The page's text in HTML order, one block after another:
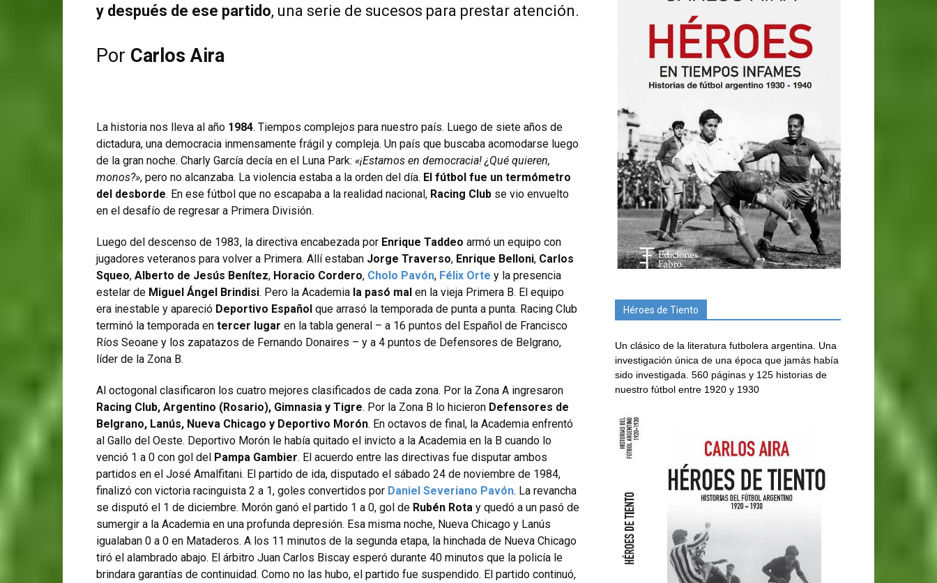
y después de ese partido, una serie de sucesos para prestar atención.
Por Carlos Aira
La historia nos lleva al año 1984. Tiempos complejos para nuestro país. Luego de siete años de
dictadura, una democracia inmensamente frágil y compleja. Un país que buscaba acomodarse luego
de la gran noche. Charly García decía en el Luna Park: «¡Estamos en democracia! ¿Qué quieren,
monos?», pero no alcanzaba. La violencia estaba a la orden del día. El fútbol fue un termómetro
del desborde. En ese fútbol que no escapaba a la realidad nacional, Racing Club se vio envuelto
en el desafío de regresar a Primera División.
Luego del descenso de 1983, la directiva encabezada por Enrique Taddeo armó un equipo con
jugadores veteranos para volver a Primera. Allí estaban Jorge Traverso, Enrique Belloni, Carlos
Squeo, Alberto de Jesús Benítez, Horacio Cordero, Cholo Pavón, Félix Orte y la presencia
estelar de Miguel Ángel Brindisi. Pero la Academia la pasó mal en la vieja Primera B. El equipo
era inestable y apareció Deportivo Español que arrasó la temporada de punta a punta. Racing Club
terminó la temporada en tercer lugar en la tabla general – a 16 puntos del Español de Francisco
Ríos Seoane y los zapatazos de Fernando Donaires – y a 4 puntos de Defensores de Belgrano,
líder de la Zona B.
Al octogonal clasificaron los cuatro mejores clasificados de cada zona. Por la Zona A ingresaron
Racing Club, Argentino (Rosario), Gimnasia y Tigre. Por la Zona B lo hicieron Defensores de
Belgrano, Lanús, Nueva Chicago y Deportivo Morón. En octavos de final, la Academia enfrentó
al Gallo del Oeste. Deportivo Morón le había quitado el invicto a la Academia en la B cuando lo
venció 1 a 0 con gol del Pampa Gambier. El acuerdo entre las directivas fue disputar ambos
partidos en el José Amalfitani. El partido de ida, disputado el sábado 24 de noviembre de 1984,
finalizó con victoria racinguista 2 a 1, goles convertidos por Daniel Severiano Pavón. La revancha
se disputó el 1 de diciembre. Morón ganó el partido 1 a 0, gol de Rubén Rota y quedó a un pasó de
sumergir a la Academia en una profunda depresión. Esa misma noche, Nueva Chicago y Lanús
igualaban 0 a 0 en Mataderos. A los 11 minutos de la segunda etapa, la hinchada de Nueva Chicago
tiró el alambrado abajo. El árbitro Juan Carlos Biscay esperó durante 40 minutos que la policía le
brindara garantías de continuidad. Como no las hubo, el partido fue suspendido. El partido continuó,
Héroes de Tiento
Un clásico de la literatura futbolera argentina. Una
investigación única de una época que jamás había
sido investigada. 560 páginas y 125 historias de
nuestro fútbol entre 1920 y 1930